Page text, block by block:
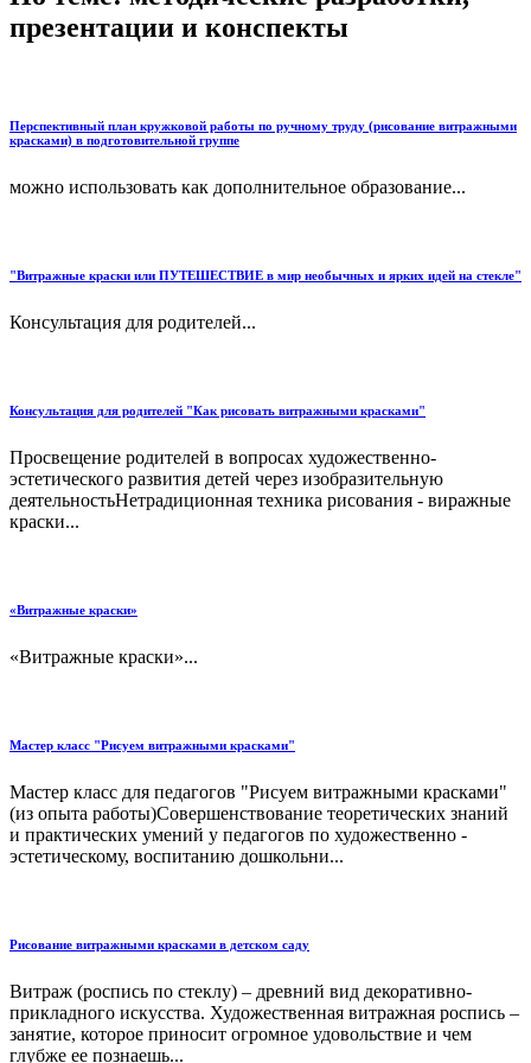
презентации и конспекты
Перспективный план кружковой работы по ручному труду (рисование витражными
красками) в подготовительной группе
можно использовать как дополнительное образование...
"Витражные краски или ПУТЕШЕСТВИЕ в мир необычных и ярких идей на стекле"
Консультация для родителей...
Консультация для родителей "Как рисовать витражными красками"
Просвещение родителей в вопросах художественно-
эстетического развития детей через изобразительную
деятельностьНетрадиционная техника рисования - виражные
краски...
«Витражные краски»
«Витражные краски»...
Мастер класс "Рисуем витражными красками"
Мастер класс для педагогов "Рисуем витражными красками"
(из опыта работы)Совершенствование теоретических знаний
и практических умений у педагогов по художественно -
эстетическому, воспитанию дошкольни...
Рисование витражными красками в детском саду
Витраж (роспись по стеклу) – древний вид декоративно-
прикладного искусства. Художественная витражная роспись –
занятие, которое приносит огромное удовольствие и чем
глубже ее познаешь...